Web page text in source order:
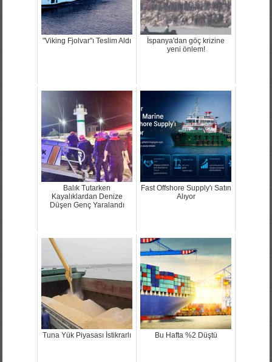
"Viking Fjolvar"ı Teslim Aldı
İspanya'dan göç krizine
yeni önlem!
Balık Tutarken
Kayalıklardan Denize
Düşen Genç Yaralandı
Fast Offshore Supply'ı Satın
Alıyor
Tuna Yük Piyasası İstikrarlı Bu Hafta %2 Düştü